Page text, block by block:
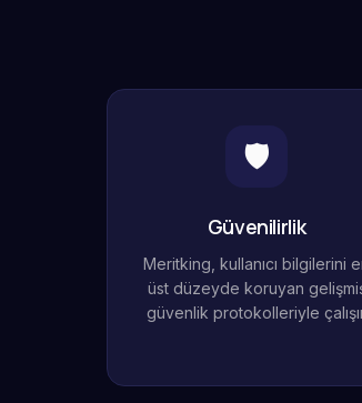
🛡️
Güvenilirlik
Meritking, kullanıcı bilgilerini
üst düzeyde koruyan
güvenlik protokolleriyle